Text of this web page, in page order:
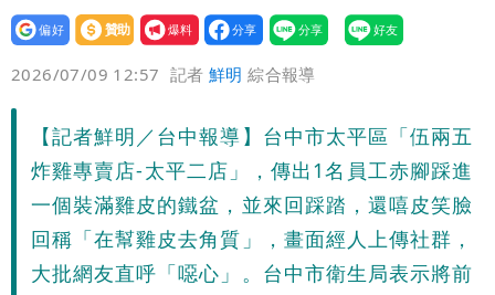
設為
贊助
我要
爆料
2026/07/09 12:57 記者鮮明 綜合報導
【記者鮮明／台中報導】台中市太平區「伍兩五
炸雞專賣店-太平二店」，傳出1名員工赤腳踩進
一個裝滿雞皮的鐵盆，並來回踩踏，還嘻皮笑臉
回稱「在幫雞皮去角質」，畫面經人上傳社群，
大批網友直呼「噁心」。台中市衛生局表示將前